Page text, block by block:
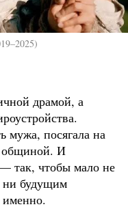
драмой, а
мужа, посягала на
общиной. И
так, чтобы мало не
ни будущим
именно.